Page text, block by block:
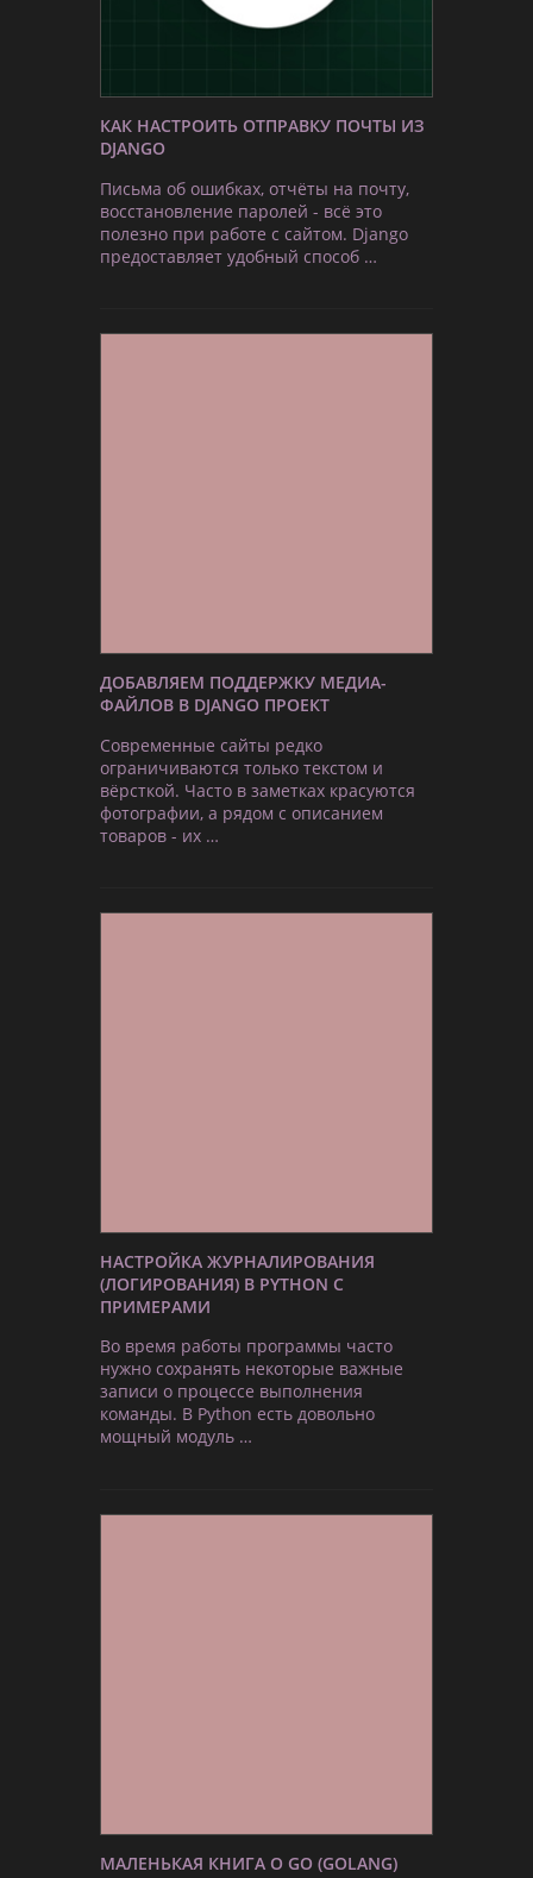
КАК НАСТРОИТЬ ОТПРАВКУ ПОЧТЫ ИЗ
DJANGO
Письма об ошибках, отчёты на почту,
восстановление паролей - всё это
полезно при работе с сайтом. Django
предоставляет удобный способ …
ДОБАВЛЯЕМ ПОДДЕРЖКУ МЕДИА-
ФАЙЛОВ В DJANGO ПРОЕКТ
Современные сайты редко
ограничиваются только текстом и
вёрсткой. Часто в заметках красуются
фотографии, а рядом с описанием
товаров - их …
НАСТРОЙКА ЖУРНАЛИРОВАНИЯ
(ЛОГИРОВАНИЯ) В PYTHON С
ПРИМЕРАМИ
Во время работы программы часто
нужно сохранять некоторые важные
записи о процессе выполнения
команды. В Python есть довольно
мощный модуль …
МАЛЕНЬКАЯ КНИГА О GO (GOLANG)